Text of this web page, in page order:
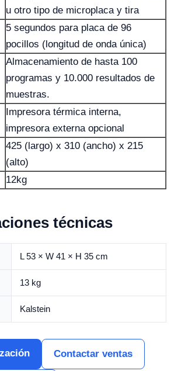
u otro tipo de microplaca y tira
5 segundos para placa de 96
pocillos (longitud de onda única)
Almacenamiento de hasta 100
programas y 10.000 resultados de
muestras.
Impresora térmica interna,
impresora externa opcional
425 (largo) x 310 (ancho) x 215
(alto)
12kg
técnicas
L 53 × W 41 × H 35 cm
13 kg
Kalstein
Contactar ventas